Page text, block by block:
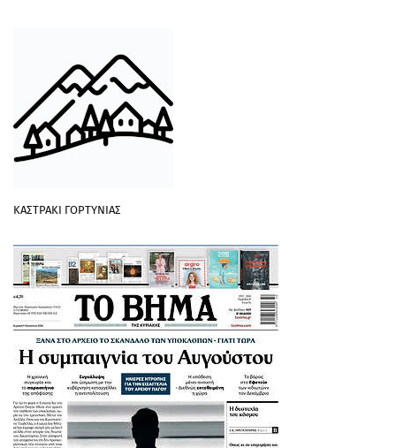
ΚΑΣΤΡΑΚΙ ΓΟΡΤΥΝΙΑΣ